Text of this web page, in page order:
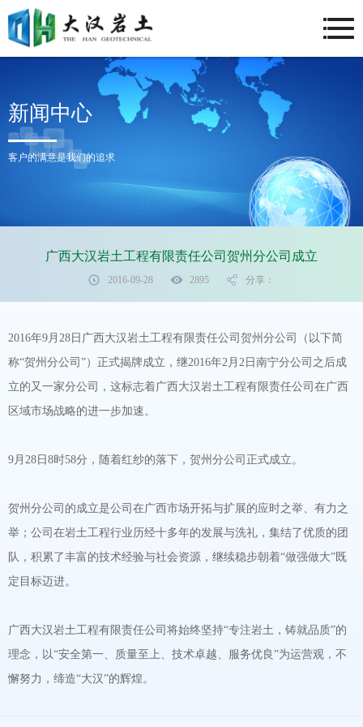
新闻中心
客户的满意是我们的追求
广西大汉岩土工程有限责任公司贺州分公司成立
2016-09-28 2895 分享：
2016年9月28日广西大汉岩土工程有限责任公司贺州分公司（以下简
称“贺州分公司”）正式揭牌成立，继2016年2月2日南宁分公司之后成
立的又一家分公司，这标志着广西大汉岩土工程有限责任公司在广西
区域市场战略的进一步加速。
9月28日8时58分，随着红纱的落下，贺州分公司正式成立。
贺州分公司的成立是公司在广西市场开拓与扩展的应时之举、有力之
举；公司在岩土工程行业历经十多年的发展与洗礼，集结了优质的团
队，积累了丰富的技术经验与社会资源，继续稳步朝着“做强做大”既
定目标迈进。
广西大汉岩土工程有限责任公司将始终坚持“专注岩土，铸就品质”的
理念，以“安全第一、质量至上、技术卓越、服务优良”为运营观，不
懈努力，缔造“大汉”的辉煌。